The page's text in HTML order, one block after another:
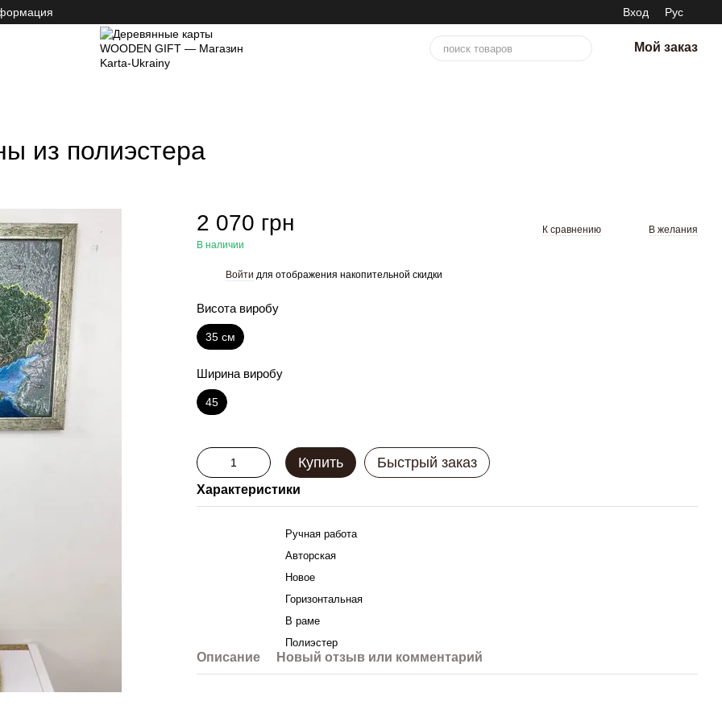
Вход Рус
Мой заказ
из полиэстера
2 070 грн
В наличии
К сравнению В желания
Войти для отображения накопительной скидки
Висота виробу
35 см
Ширина виробу
45
Купить Быстрый заказ
Характеристики
Ручная работа
Авторская
Новое
Горизонтальная
В раме
Полиэстер
Описание Новый отзыв или комментарий